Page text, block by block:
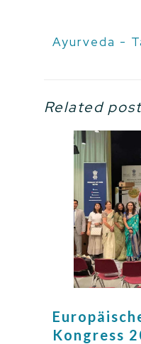
Ayurveda -
Related
Kongress